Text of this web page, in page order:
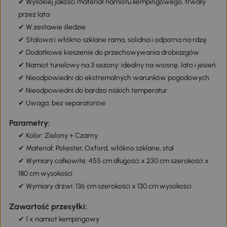
✔ Wysokiej jakości materiał namiotu kempingowego, trwały
przez lata
✔ W zestawie śledzie
✔ Stalowa i włókno szklane rama, solidna i odporna na rdzę
✔ Dodatkowe kieszenie do przechowywania drobiazgów
✔ Namiot tunelowy na 3 sezony: idealny na wiosnę, lato i jesień
✔ Nieodpowiedni do ekstremalnych warunków pogodowych
✔ Nieodpowiedni do bardzo niskich temperatur
✔ Uwaga: bez separatorów
Parametry:
✔ Kolor: Zielony + Czarny
✔ Materiał: Poliester, Oxford, włókno szklane, stal
✔ Wymiary całkowite: 455 cm długości x 230 cm szerokości x
180 cm wysokości
✔ Wymiary drzwi: 136 cm szerokości x 130 cm wysokości
Zawartość przesyłki:
✔ 1 x namiot kempingowy